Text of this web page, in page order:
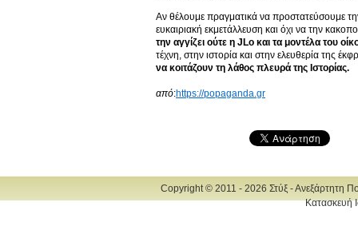
Αν θέλουμε πραγματικά να προστατεύσουμε
ευκαιριακή εκμετάλλευση και όχι να την
την αγγίζει ούτε η JLo και τα μοντέλα του
τέχνη, στην ιστορία και στην ελευθερία της
να κοιτάζουν τη λάθος πλευρά της Ιστορίας.
από:https://popaganda.gr
Copyright © 2011 - 2026 Στύξ - Ανεξάρτητη
Κατασκευή